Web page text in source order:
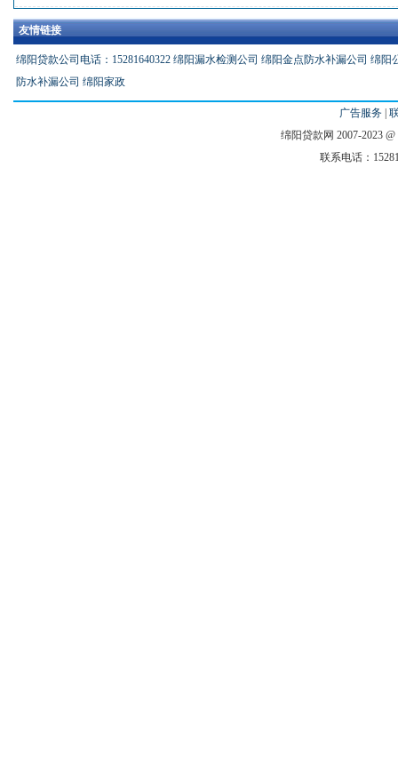
友情链接
绵阳贷款公司电话：15281640322 绵阳漏水检测公司 绵阳金点防水补漏公司 绵阳
防水补漏公司 绵阳家政
广告服务
绵阳贷款网 2007-2023 @
联系电话：